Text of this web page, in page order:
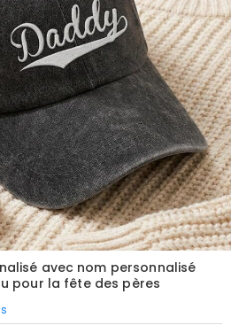
avec nom personnalisé
pour la fête des pères